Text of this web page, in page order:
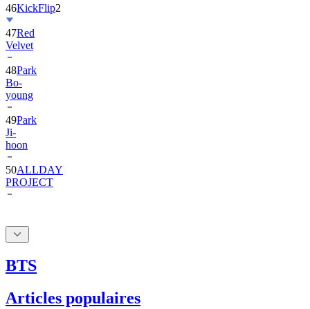
47Red
Velvet
48Park
Bo-
young
49Park
Ji-
hoon
50ALLDAY
PROJECT
BTS
Articles populaires